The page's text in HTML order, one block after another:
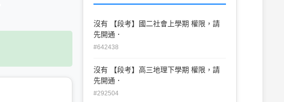
沒有 【段考】國二社會上學期 權限，請
先開通．
#642438
沒有 【段考】高三地理下學期 權限，請
先開通．
#292504